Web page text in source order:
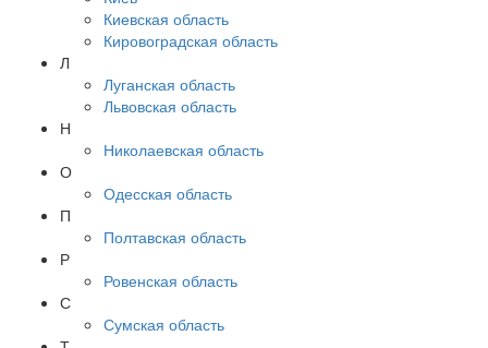
Киевская область
Кировоградская область
Л
Луганская область
Львовская область
Н
Николаевская область
О
Одесская область
П
Полтавская область
Р
Ровенская область
С
Сумская область